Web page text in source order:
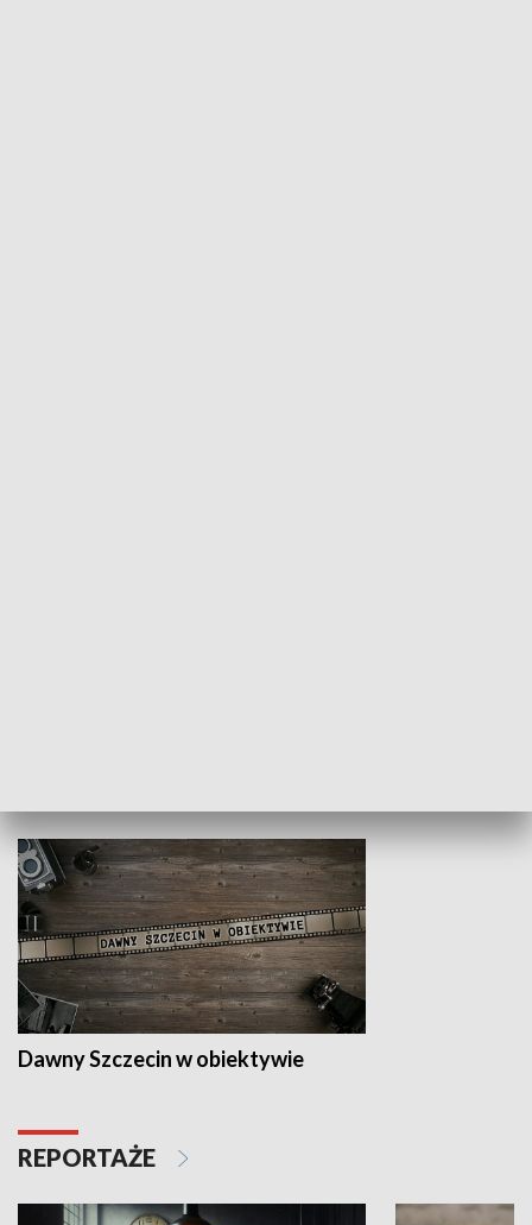
Dawny Szczecin w obiektywie
REPORTAŻE